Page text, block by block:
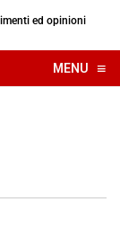
ed opinioni
MENU ≡
☰